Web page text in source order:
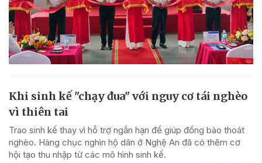
Khi sinh kế "chạy đua" với nguy cơ tái nghèo
vì thiên tai
Trao sinh kế thay vì hỗ trợ ngắn hạn để giúp đồng bào thoát
nghèo. Hàng chục nghìn hộ dân ở Nghệ An đã có thêm cơ
hội tạo thu nhập từ các mô hình sinh kế.